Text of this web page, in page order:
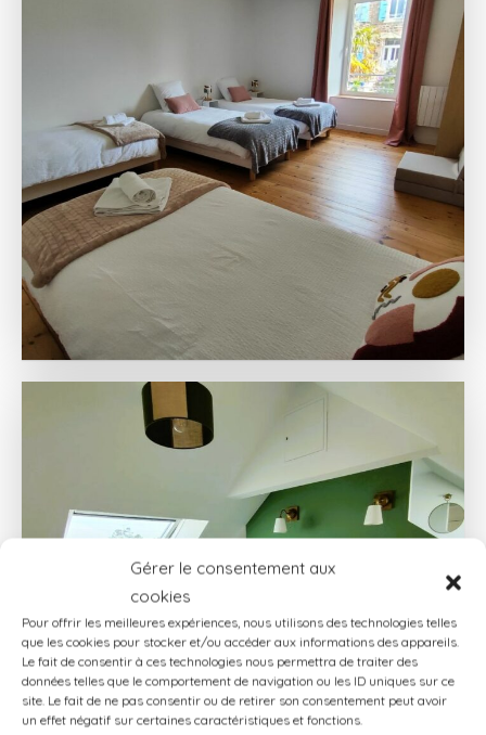
Gérer le consentement aux
cookies
Pour offrir les meilleures expériences, nous utilisons des technologies telles
que les cookies pour stocker et/ou accéder aux informations des appareils.
Le fait de consentir à ces technologies nous permettra de traiter des
données telles que le comportement de navigation ou les ID uniques sur ce
site. Le fait de ne pas consentir ou de retirer son consentement peut avoir
un effet négatif sur certaines caractéristiques et fonctions.